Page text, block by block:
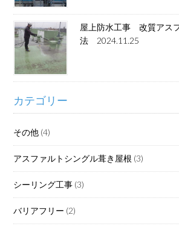
屋上防水工事 改質アス
法 2024.11.25
カテゴリー
その他 (4)
アスファルトシングル葺き屋根 (3)
シーリング工事 (3)
バリアフリー (2)